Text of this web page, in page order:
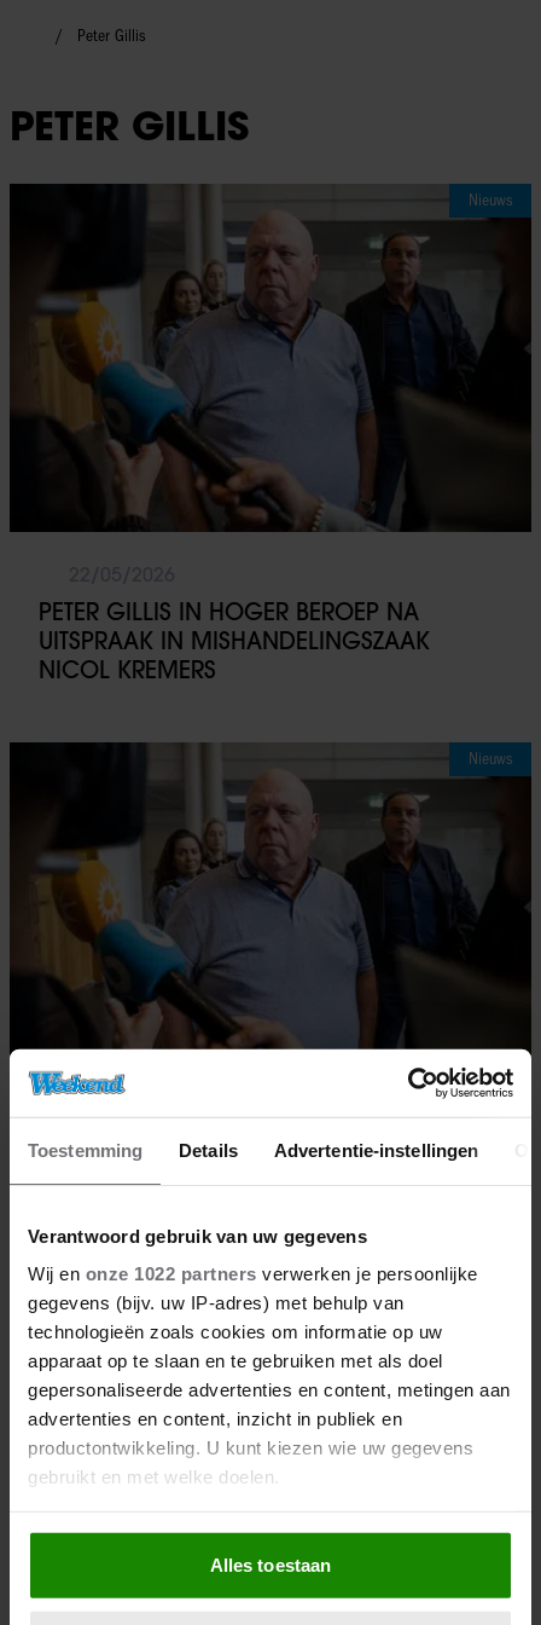
Toestemming Details Advertentie-instellingen
Verantwoord gebruik van uw gegevens
Wij en onze 1022 partners verwerken je persoonlijke
gegevens (bijv. uw IP-adres) met behulp van
technologieën zoals cookies om informatie op uw
apparaat op te slaan en te gebruiken met als doel
gepersonaliseerde advertenties en content, metingen aan
advertenties en content, inzicht in publiek en
productontwikkeling. U kunt kiezen wie uw gegevens
gebruikt en met welke doelen.
Als u het toestaat, willen we ook graag:
Informatie verzamelen over uw geografische
locatie, die tot een paar meter nauwkeurig kan zijn
Alles toestaan
Peter Gillis
PETER GILLIS
Nieuws
PETER GILLIS IN HOGER BEROEP NA
UITSPRAAK IN MISHANDELINGSZAAK
NICOL KREMERS
Nieuws
PETER GILLIS KRIJGT CELSTRAF VOOR
MISHANDELING NICOL KREMERS